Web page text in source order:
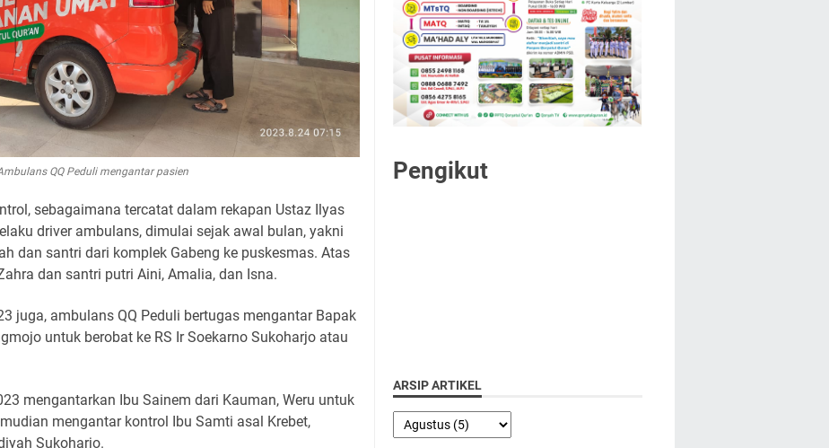
QQ Peduli mengantar pasien
sebagaimana tercatat dalam rekapan Ustaz Ilyas
driver ambulans, dimulai sejak awal bulan, yakni
dan santri dari komplek Gabeng ke puskesmas. Atas
dan santri putri Aini, Amalia, dan Isna.
juga, ambulans QQ Peduli bertugas mengantar Bapak
untuk berobat ke RS Ir Soekarno Sukoharjo atau
mengantarkan Ibu Sainem dari Kauman, Weru untuk
mengantar kontrol Ibu Samti asal Krebet,
Sukoharjo.
Pengikut
ARSIP ARTIKEL